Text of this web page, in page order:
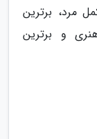
مرد، برترین
و برترین